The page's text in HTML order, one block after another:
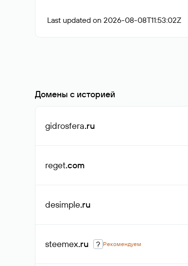
Last updated on 2026-08-08T11:53:02Z
Домены с историей
gidrosfera.ru
reget.com
desimple.ru
steemex.ru ? Рекомендуем